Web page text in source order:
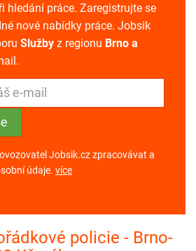
hledání práce. Zaregistrujte se
nové nabídky práce. Jobsik
Služby z regionu Brno a
Jobsik.cz zpracovávat a
údaje. více
policie - Brno-